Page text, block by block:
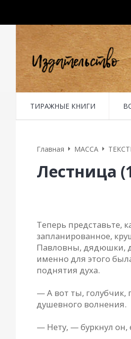
ТИРАЖНЫЕ КНИГИ
Главная MACCA
Лестница
Теперь представьте,
запланированное,
Павловны, дядюшки,
именно для этого
поднятия духа.
— А вот ты, голубчик,
душевного волнения.
— Нету, — буркнул он,